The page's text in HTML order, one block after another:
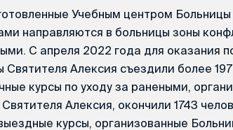
Учебным центром Больницы
направляются в больницы зоны
С апреля 2022 года для
Алексия съездили более
курсы по уходу за ранеными,
Алексия, окончили 1743
курсы, организованные